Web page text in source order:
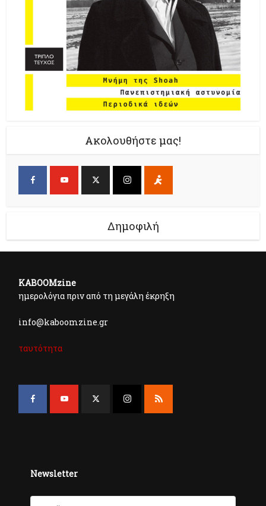
Ακολουθήστε μας!
Δημοφιλή
KABOOMzine
ημερολόγια πριν από τη μεγάλη έκρηξη
info@kaboomzine.gr
ταυτότητα
Newsletter